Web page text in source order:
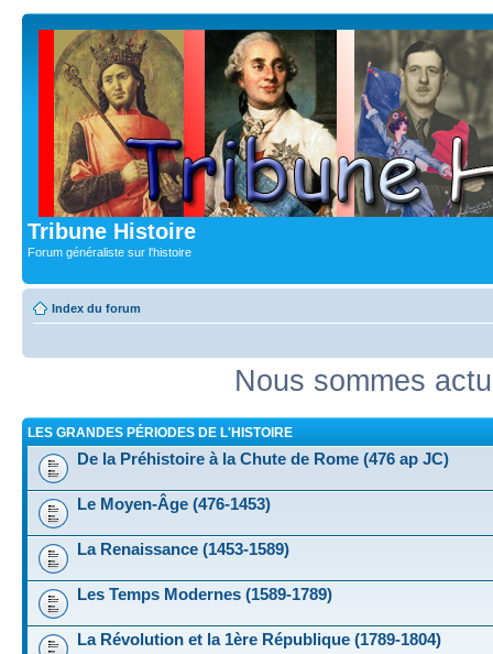
Tribune Histoire
Forum généraliste sur l'histoire
Index du forum
Nous sommes
LES GRANDES PÉRIODES DE L'HISTOIRE
De la Préhistoire à la Chute de Rome (476 ap JC)
Le Moyen-Âge (476-1453)
La Renaissance (1453-1589)
Les Temps Modernes (1589-1789)
La Révolution et la 1ère République (1789-1804)